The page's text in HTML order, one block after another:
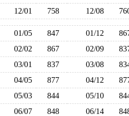
12/01 758 12/08
01/05 847 01/12
02/02 867 02/09
03/01 837 03/08
04/05 877 04/12
05/03 844 05/10
06/07 848 06/14